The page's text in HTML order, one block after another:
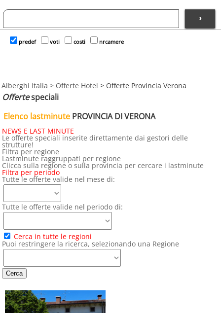
›
predef voti costi nrcamere
Alberghi Italia > Offerte Hotel > Offerte Provincia Verona
Offertespeciali
Elenco lastminute PROVINCIA DI VERONA
NEWS E LAST MINUTE
Le offerte speciali inserite direttamente dai gestori delle
strutture!
Filtra per regione
Lastminute raggruppati per regione
Clicca sulla regione o sulla provincia per cercare i lastminute
Filtra per periodo
Tutte le offerte valide nel mese di:
Tutte le offerte valide nel periodo di:
Cerca in tutte le regioni
Puoi restringere la ricerca, selezionando una Regione